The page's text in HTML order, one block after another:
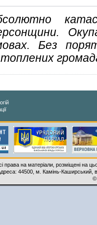
Без
права на матеріали, розміщені на
44500, м. Камінь-Каширський,
©